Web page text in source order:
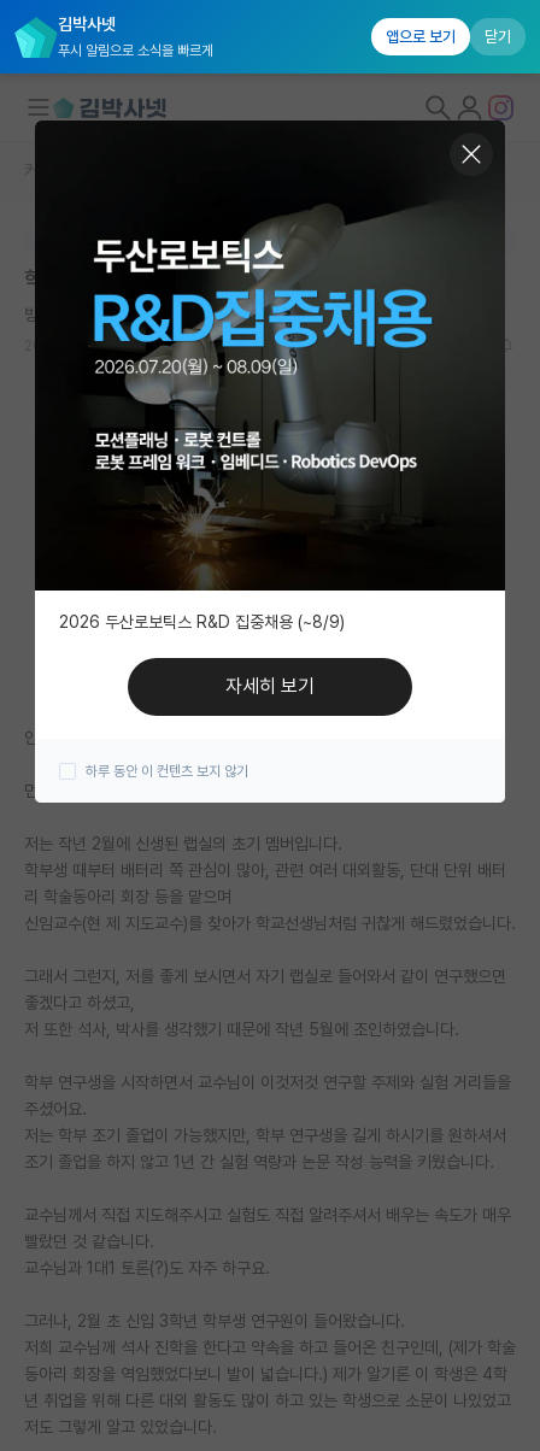
김박사넷
푸시 알림으로 소식을 빠르게
앱으로 보기 닫기
국내대학원 정보
연구실&오픈랩
커뮤니티
커뮤니티 홈
전체글보기
베스트 게시판
IF 명예의전당
자유 게시판(아무개랩)
미국 유학 게시판
미국 대학원 합격 후기 게시판
대학원 합격 후기 게시판
석박사 채용 정보 게시판
임용 정보 게시판
학부 인턴 게시판
취업 게시판
임용 후기 게시판
PI 전용 게시판
인문사회 계열 게시판
특수/전문대학원 게시판
반도체/AI 게시판
장학금/장학생 게시판
학술 정보 게시판
홍보 게시판
커뮤니티 홈
본문이 수정되지 않는 박제글입니다.
학부 연구생 신입을 어떻게 대해야 할까요?
방정맞은 베르너 하이젠버그
2024.03.29 13 6710
안녕하세요. 올해 1학기 자대 배터리 랩실로 진학한 석사과정생 입니다.
먼저, 본 내용으로 넘어가기 전에 배경을 말씀 드리고자 합니다.
저는 작년 2월에 신생된 랩실의 초기 멤버입니다.
학부생 때부터 배터리 쪽 관심이 많아, 관련 여러 대외활동, 단대 단위 배터
리 학술동아리 회장 등을 맡으며
신임교수(현 제 지도교수)를 찾아가 학교선생님처럼 귀찮게 해드렸었습니다.
그래서 그런지, 저를 좋게 보시면서 자기 랩실로 들어와서 같이 연구했으면
좋겠다고 하셨고,
저 또한 석사, 박사를 생각했기 때문에 작년 5월에 조인하였습니다.
학부 연구생을 시작하면서 교수님이 이것저것 연구할 주제와 실험 거리들을
주셨어요.
저는 학부 조기 졸업이 가능했지만, 학부 연구생을 길게 하시기를 원하셔서
조기 졸업을 하지 않고 1년 간 실험 역량과 논문 작성 능력을 키웠습니다.
교수님께서 직접 지도해주시고 실험도 직접 알려주셔서 배우는 속도가 매우
빨랐던 것 같습니다.
교수님과 1대1 토론(?)도 자주 하구요.
그러나, 2월 초 신입 3학년 학부생 연구원이 들어왔습니다.
저희 교수님께 석사 진학을 한다고 약속을 하고 들어온 친구인데, (제가 학술
동아리 회장을 역임했었다보니 발이 넓습니다.) 제가 알기론 이 학생은 4학
년 취업을 위해 다른 대외 활동도 많이 하고 있는 학생으로 소문이 나있었고
저도 그렇게 알고 있었습니다.
2026 두산로보틱스 R&D 집중채용 (~8/9)
자세히 보기
하루 동안 이 컨텐츠 보지 않기